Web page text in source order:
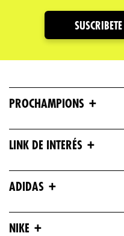
PROCHAMPIONS +
LINK DE INTERÉS +
ADIDAS +
NIKE +